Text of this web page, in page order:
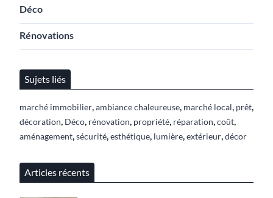
Déco
Rénovations
Sujets liés
marché immobilier ambiance chaleureuse marché local prêt
décoration Déco rénovation propriété réparation coût
aménagement sécurité esthétique lumière extérieur décor
Articles récents